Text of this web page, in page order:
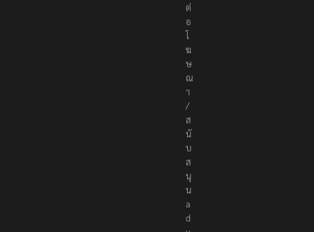
ต่
อ
โ
ฆ
ษ
ณ
า
/
ส
นั
บ
ส
นุ
น
a
d